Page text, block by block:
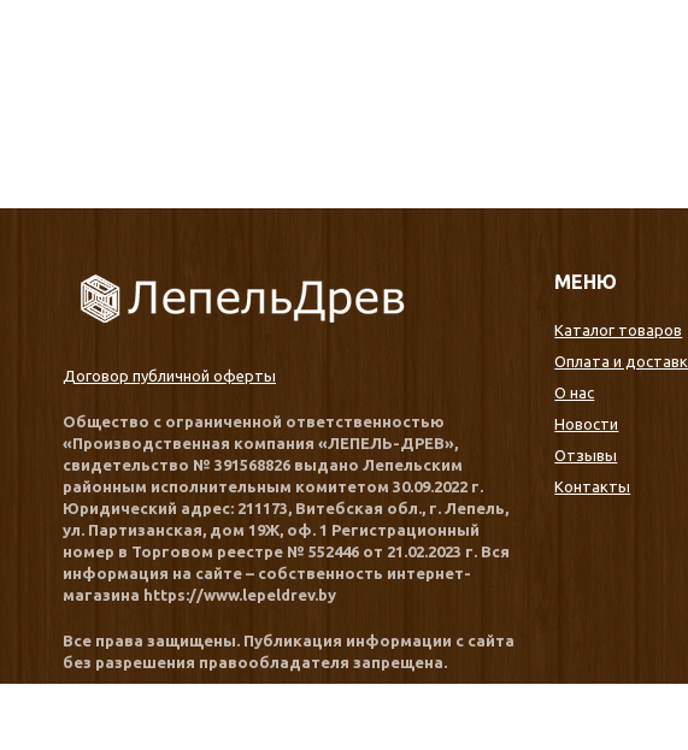
Договор публичной оферты
Общество с ограниченной ответственностью
«Производственная компания «ЛЕПЕЛЬ-ДРЕВ»,
свидетельство № 391568826 выдано Лепельским
районным исполнительным комитетом 30.09.2022 г.
Юридический адрес: 211173, Витебская обл., г. Лепель,
ул. Партизанская, дом 19Ж, оф. 1 Регистрационный
номер в Торговом реестре № 552446 от 21.02.2023 г. Вся
информация на сайте – собственность интернет-
магазина https://www.lepeldrev.by
Все права защищены. Публикация информации с сайта
без разрешения правообладателя запрещена.
МЕНЮ
Каталог товаров
Оплата и
О нас
Новости
Отзывы
Контакты